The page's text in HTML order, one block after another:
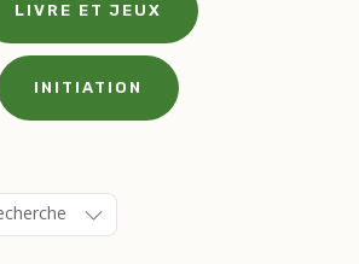
LIVRE ET JEUX
INITIATION